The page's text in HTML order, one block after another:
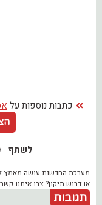
כתבות נוספות על
לשתף
מערכת החדשות עושה מאמץ
או דרוש תיקון? צרו איתנו
תגובות